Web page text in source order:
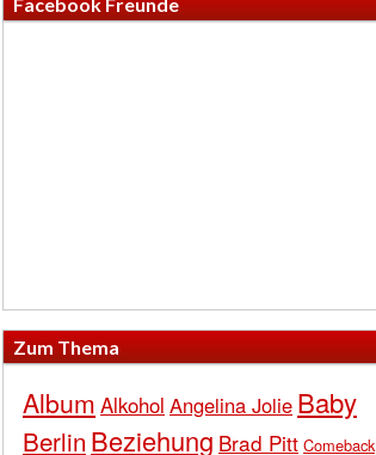
Zum Thema
Album Alkohol Angelina Jolie Baby
Berlin Beziehung Brad Pitt Comeback